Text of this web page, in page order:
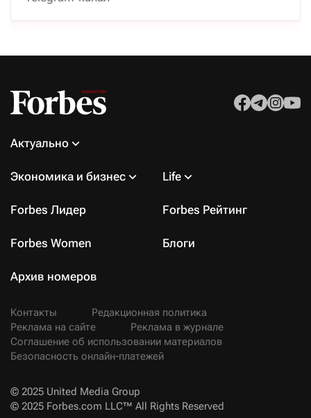
Актуально
Экономика и бизнес Life
Forbes Лидер Forbes Рейтинг
Forbes Women Блоги
Архив номеров
Контакты
Редакционная политика
Реклама на сайте
Реклама в журнале
Соглашение об использовании материалов
Безопасность онлайн-платежей
© 2025 United Media Group
© 2025 Forbes.com LLC™ All Rights Reserved